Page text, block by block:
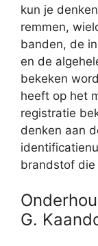
kun je
remmen,
banden, de
en de
bekeken
heeft op het
registratie
denken aan
brandstof
G.